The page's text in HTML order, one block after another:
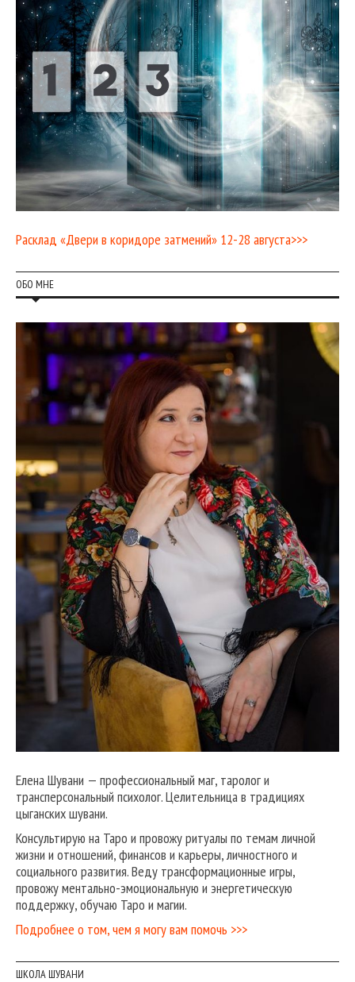
Расклад «Двери в коридоре затмений» 12-28 августа>>>
ОБО МНЕ
Елена Шувани — профессиональный маг, таролог и
трансперсональный психолог. Целительница в традициях
цыганских шувани.
Консультирую на Таро и провожу ритуалы по темам личной
жизни и отношений, финансов и карьеры, личностного и
социального развития. Веду трансформационные игры,
провожу ментально-эмоциональную и энергетическую
поддержку, обучаю Таро и магии.
Подробнее о том, чем я могу вам помочь >>>
ШКОЛА ШУВАНИ